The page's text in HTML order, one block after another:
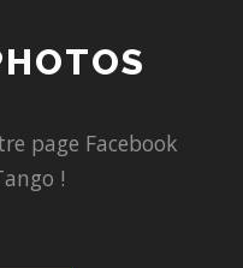
page Facebook
!